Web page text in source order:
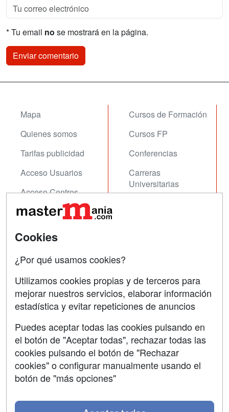
* Tu email no se mostrará en la página.
Mapa
Quienes somos
Tarifas publicidad
Acceso Usuarios
Acceso Centros
Cursos de Formación
Cursos FP
Conferencias
Carreras
Universitarias
Contactar
Copyleft
Grupo formazion:
Cookies
¿Por qué usamos cookies?
Utilizamos cookies propias y de terceros para
mejorar nuestros servicios, elaborar información
estadística y evitar repeticiones de anuncios
Puedes aceptar todas las cookies pulsando en
el botón de "Aceptar todas", rechazar todas las
cookies pulsando el botón de "Rechazar
cookies" o configurar manualmente usando el
botón de "más opciones"